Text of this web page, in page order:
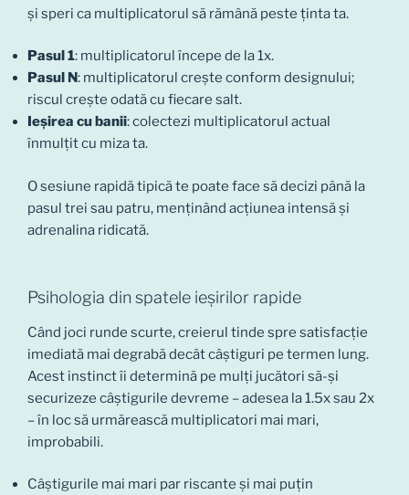
și speri ca multiplicatorul să rămână peste ținta ta.
Pasul 1: multiplicatorul începe de la 1x.
Pasul N: multiplicatorul crește conform designului;
riscul crește odată cu fiecare salt.
Ieșirea cu banii: colectezi multiplicatorul actual
înmulțit cu miza ta.
O sesiune rapidă tipică te poate face să decizi până la
pasul trei sau patru, menținând acțiunea intensă și
adrenalina ridicată.
Psihologia din spatele ieșirilor rapide
Când joci runde scurte, creierul tinde spre satisfacție
imediată mai degrabă decât câștiguri pe termen lung.
Acest instinct îi determină pe mulți jucători să-și
securizeze câștigurile devreme – adesea la 1.5x sau 2x
– în loc să urmărească multiplicatori mai mari,
improbabili.
Câștigurile mai mari par riscante și mai puțin